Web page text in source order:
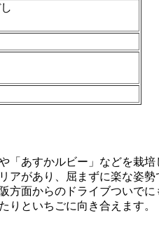
「あすかルビー」などを栽
アがあり、屈まずに楽な姿
面からのドライブついでに
りといちごに向き合えます。